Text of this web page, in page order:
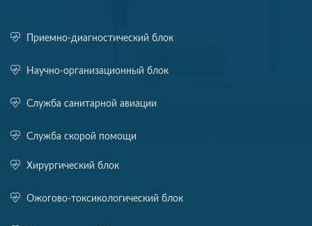
Приемно-диагностический блок
Научно-организационный блок
Служба санитарной авиации
Служба скорой помощи
Хирургический блок
Ожогово-токсикологический блок